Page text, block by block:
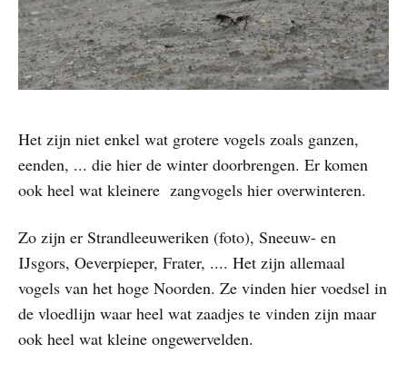
Het zijn niet enkel wat grotere vogels zoals ganzen,
eenden, ... die hier de winter doorbrengen. Er komen
ook heel wat kleinere zangvogels hier overwinteren.
Zo zijn er Strandleeuweriken (foto), Sneeuw- en
IJsgors, Oeverpieper, Frater, .... Het zijn allemaal
vogels van het hoge Noorden. Ze vinden hier voedsel in
de vloedlijn waar heel wat zaadjes te vinden zijn maar
ook heel wat kleine ongewervelden.